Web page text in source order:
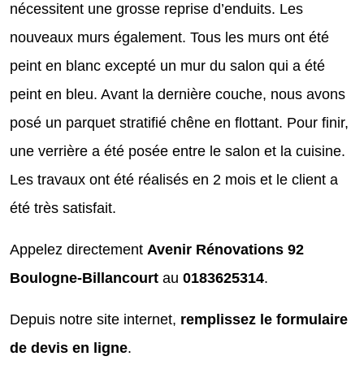
nécessitent une grosse reprise d’enduits. Les
nouveaux murs également. Tous les murs ont été
peint en blanc excepté un mur du salon qui a été
peint en bleu. Avant la dernière couche, nous avons
posé un parquet stratifié chêne en flottant. Pour finir,
une verrière a été posée entre le salon et la cuisine.
Les travaux ont été réalisés en 2 mois et le client a
été très satisfait.
Appelez directement Avenir Rénovations 92
Boulogne-Billancourt au 0183625314.
Depuis notre site internet, remplissez le formulaire
de devis en ligne.